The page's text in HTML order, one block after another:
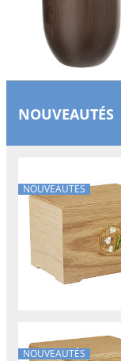
NOUVEAUTÉS
NOUVEAUTÉS
NOUVEAUTÉS